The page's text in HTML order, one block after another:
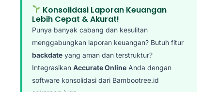
Konsolidasi Laporan Keuangan
Lebih Cepat & Akurat!
Punya banyak cabang dan kesulitan
menggabungkan laporan keuangan? Butuh fitur
backdate yang aman dan terstruktur?
Integrasikan Accurate Online Anda dengan
software konsolidasi dari Bambootree.id